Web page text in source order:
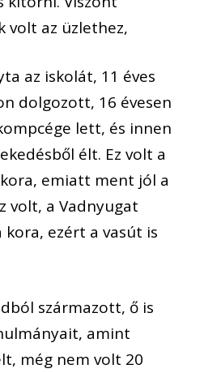
volt az üzlethez,
az iskolát, 11 éves
dolgozott, 16 évesen
lett, és innen
élt. Ez volt a
emiatt ment jól a
volt, a Vadnyugat
ezért a vasút is
származott, ő is
amint
még nem volt 20